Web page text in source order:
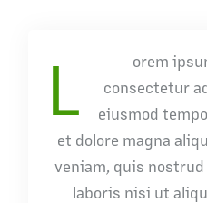
L
orem
consectetur
eiusmod
et dolore magna
veniam, quis
laboris nisi ut